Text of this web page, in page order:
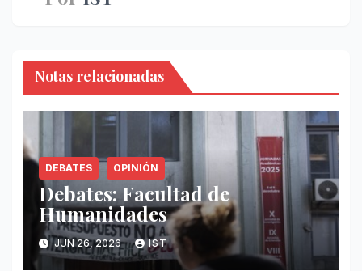
Notas relacionadas
DEBATES OPINIÓN
Debates: Facultad de
Humanidades
JUN 26, 2026 IST